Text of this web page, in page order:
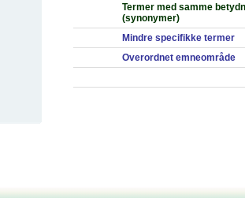
Termer med samme
(synonymer)
Mindre specifikke termer
Overordnet emneområde